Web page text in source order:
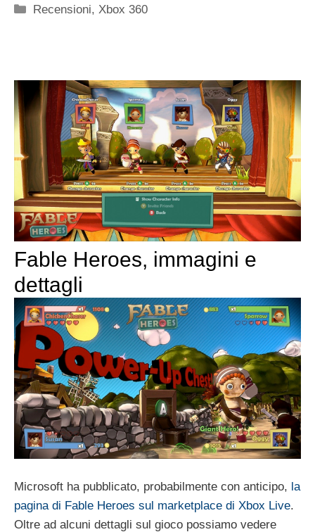
Categorie
Recensioni,Xbox 360
Fable Heroes, immagini e
dettagli
Microsoft ha pubblicato, probabilmente con anticipo, la
pagina di Fable Heroes sul marketplace di Xbox Live.
Oltre ad alcuni dettagli sul gioco possiamo vedere